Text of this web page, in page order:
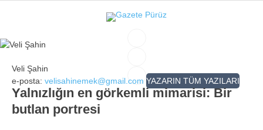
GALERİ
YEREL YÖNETIMLER
Veli Şahin
e-posta: velisahinemek@gmail.com YAZARIN TÜM YAZILARI
Yalnızlığın en görkemli mimarisi: Bir
butlan portresi